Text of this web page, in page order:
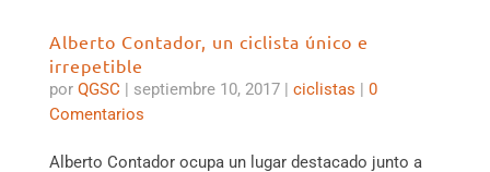
Alberto Contador, un ciclista único e
irrepetible
por QGSC | septiembre 10, 2017 | ciclistas | 0
Comentarios
Alberto Contador ocupa un lugar destacado junto a